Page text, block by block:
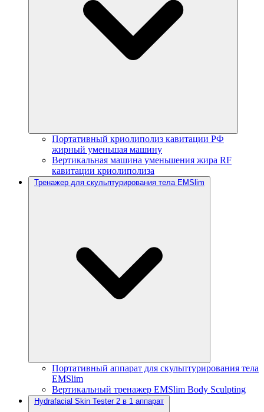
Портативный криолиполиз кавитации РФ
жирный уменьшая машину
Вертикальная машина уменьшения жира RF
кавитации криолиполиза
Тренажер для скульптурирования тела EMSlim
Портативный аппарат для скульптурирования тела
EMSlim
Вертикальный тренажер EMSlim Body Sculpting
Hydrafacial Skin Tester 2 в 1 аппарат